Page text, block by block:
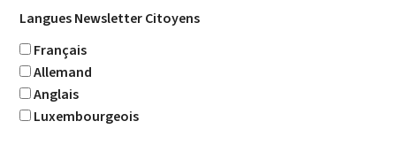
Langues Newsletter Citoyens
Français
Allemand
Anglais
Luxembourgeois